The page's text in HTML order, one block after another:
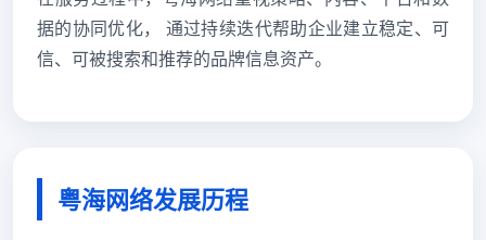
据的协同优化， 通过持续迭代帮助企业建立稳定、可
信、可被搜索和推荐的品牌信息资产。
粤海网络发展历程